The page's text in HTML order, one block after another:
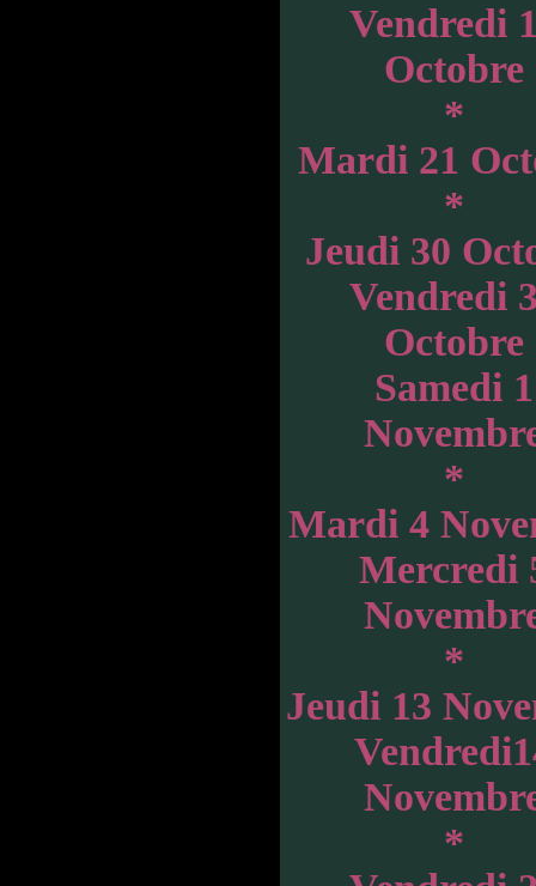
Vendredi
Octobre
*
Mardi 21
*
Jeudi 30
Vendredi
Octobre
Samedi 1
*
Mardi 4
Mercredi
*
Jeudi 13
*